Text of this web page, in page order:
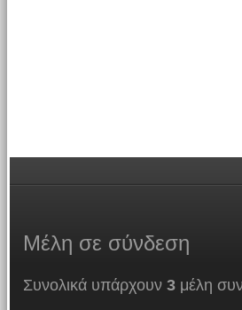
Μέλη σε σύνδεση
Συνολικά υπάρχουν 3μέλη